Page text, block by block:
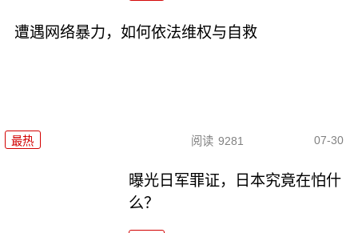
遭遇网络暴力，如何依法维权与自救
最热 阅读 9281 07-30
曝光日军罪证，日本究竟在怕什
么？